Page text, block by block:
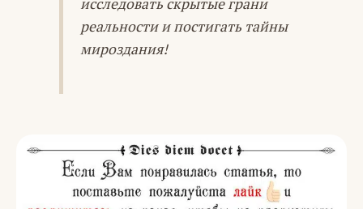
реальности и постигать тайны
мироздания!